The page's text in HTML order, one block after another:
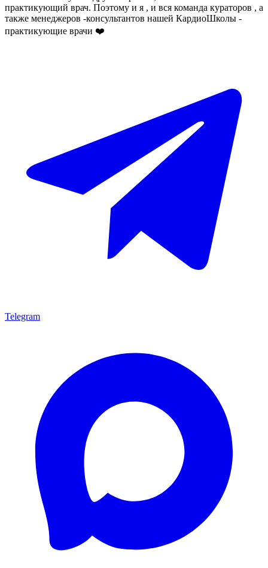
практикующий врач. Поэтому и я , и вся команда кураторов , а
также менеджеров -консультантов нашей КардиоШколы -
практикующие врачи ❤️
Telegram